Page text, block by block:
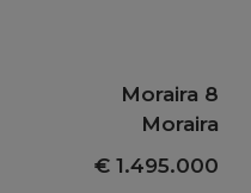
Moraira 8
Moraira
€ 1.495.000